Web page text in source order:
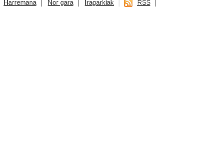
Harremana Nor gara Iragarkiak RSS